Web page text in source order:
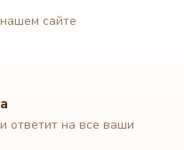
сайте
ответит на все ваши